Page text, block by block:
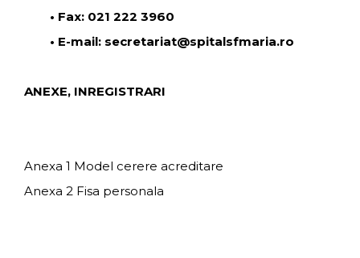
• Fax: 021 222 3960
• E-mail: secretariat@spitalsfmaria.ro
ANEXE, INREGISTRARI
Anexa 1 Model cerere acreditare
Anexa 2 Fisa personala